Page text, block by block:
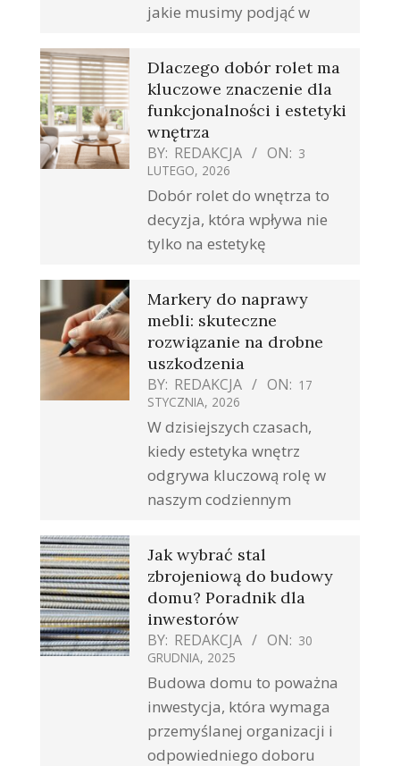
jakie musimy podjąć w
Dlaczego dobór rolet ma
kluczowe znaczenie dla
funkcjonalności i estetyki
wnętrza
BY: REDAKCJA ON: 3
LUTEGO, 2026
Dobór rolet do wnętrza to
decyzja, która wpływa nie
tylko na estetykę
Markery do naprawy
mebli: skuteczne
rozwiązanie na drobne
uszkodzenia
BY: REDAKCJA ON: 17
STYCZNIA, 2026
W dzisiejszych czasach,
kiedy estetyka wnętrz
odgrywa kluczową rolę w
naszym codziennym
Jak wybrać stal
zbrojeniową do budowy
domu? Poradnik dla
inwestorów
BY: REDAKCJA ON: 30
GRUDNIA, 2025
Budowa domu to poważna
inwestycja, która wymaga
przemyślanej organizacji i
odpowiedniego doboru